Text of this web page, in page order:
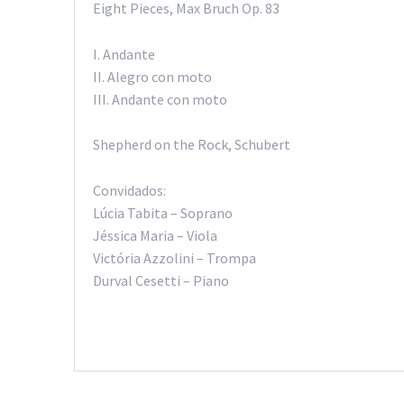
Eight Pieces, Max Bruch Op. 83
I. Andante
II. Alegro con moto
III. Andante con moto
Shepherd on the Rock, Schubert
Convidados:
Lúcia Tabita – Soprano
Jéssica Maria – Viola
Victória Azzolini – Trompa
Durval Cesetti – Piano